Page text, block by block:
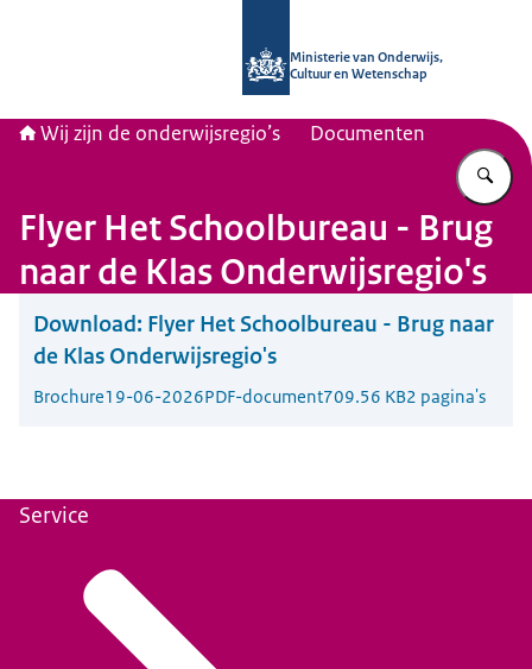
Ministerie van Onderwijs,
Cultuur en Wetenschap
Wij zijn de onderwijsregio’s Documenten
Flyer Het Schoolbureau - Brug
naar de Klas Onderwijsregio's
Download: Flyer Het Schoolbureau - Brug naar
de Klas Onderwijsregio's
Brochure19-06-2026PDF-document709.56 KB2 pagina's
Service